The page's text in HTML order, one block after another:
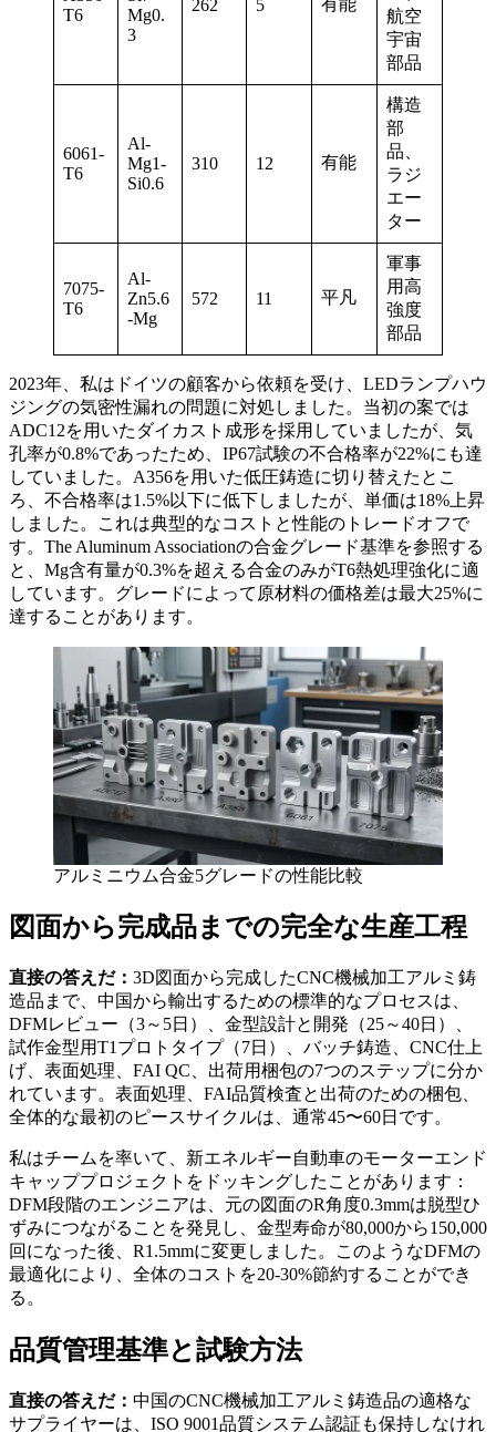
T6
Mg0.
3
262 5 有能
航空
宇宙
部品
6061-
T6
Al-
Mg1-
Si0.6
310 12 有能
構造
部
品、
ラジ
エー
ター
7075-
T6
Al-
Zn5.6
-Mg
572 11 平凡
軍事
用高
強度
部品
2023年、私はドイツの顧客から依頼を受け、LEDランプハウ
ジングの気密性漏れの問題に対処しました。当初の案では
ADC12を用いたダイカスト成形を採用していましたが、気
孔率が0.8%であったため、IP67試験の不合格率が22%にも達
していました。A356を用いた低圧鋳造に切り替えたとこ
ろ、不合格率は1.5%以下に低下しましたが、単価は18%上昇
しました。これは典型的なコストと性能のトレードオフで
す。The Aluminum Associationの合金グレード基準を参照する
と、Mg含有量が0.3%を超える合金のみがT6熱処理強化に適
しています。グレードによって原材料の価格差は最大25%に
達することがあります。
アルミニウム合金5グレードの性能比較
図面から完成品までの完全な生産工程
直接の答えだ： 3D図面から完成したCNC機械加工アルミ鋳
造品まで、中国から輸出するための標準的なプロセスは、
DFMレビュー（3～5日）、金型設計と開発（25～40日）、
試作金型用T1プロトタイプ（7日）、バッチ鋳造、CNC仕上
げ、表面処理、FAI QC、出荷用梱包の7つのステップに分か
れています。表面処理、FAI品質検査と出荷のための梱包、
全体的な最初のピースサイクルは、通常45〜60日です。
私はチームを率いて、新エネルギー自動車のモーターエンド
キャッププロジェクトをドッキングしたことがあります：
DFM段階のエンジニアは、元の図面のR角度0.3mmは脱型ひ
ずみにつながることを発見し、金型寿命が80,000から150,000
回になった後、R1.5mmに変更しました。このようなDFMの
最適化により、全体のコストを20-30%節約することができ
る。
品質管理基準と試験方法
直接の答えだ： 中国のCNC機械加工アルミ鋳造品の適格な
サプライヤーは、ISO 9001品質システム認証も保持しなけれ